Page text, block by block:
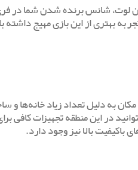
لوت، شانس برنده شدن شما در
بهتری از این بازی مهیج داشته
به دلیل تعداد زیاد خانه‌ها و
در این منطقه تجهیزات کافی
باکیفیت بالا نیز وجود دارد.